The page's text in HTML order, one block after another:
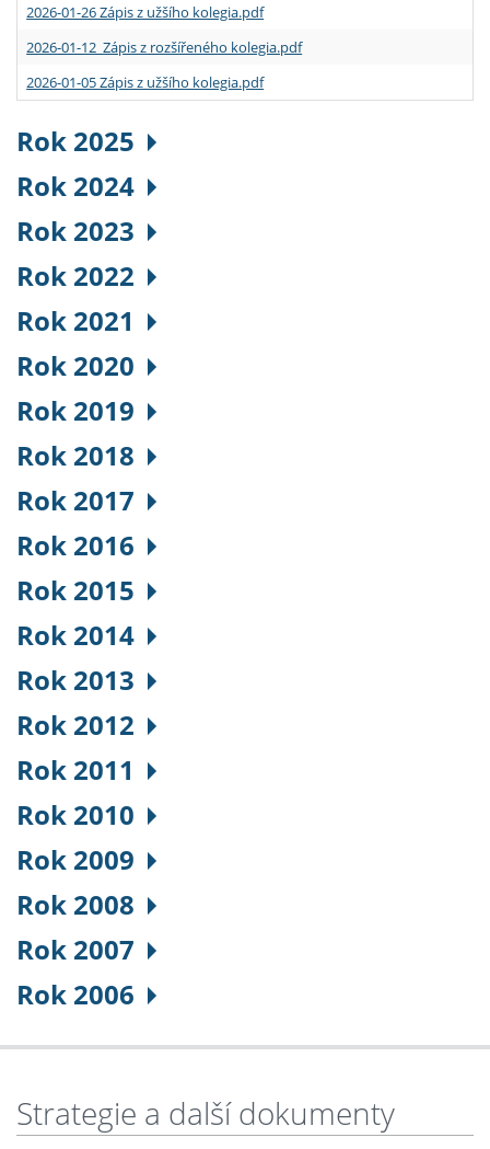
2026-01-26 Zápis z užšího kolegia.pdf
2026-01-12 Zápis z rozšířeného kolegia.pdf
2026-01-05 Zápis z užšího kolegia.pdf
Rok 2025
Rok 2024
Rok 2023
Rok 2022
Rok 2021
Rok 2020
Rok 2019
Rok 2018
Rok 2017
Rok 2016
Rok 2015
Rok 2014
Rok 2013
Rok 2012
Rok 2011
Rok 2010
Rok 2009
Rok 2008
Rok 2007
Rok 2006
Strategie a další dokumenty